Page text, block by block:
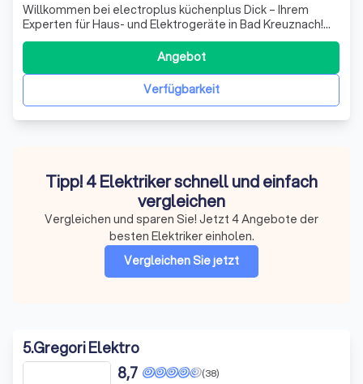
Willkommen bei electroplus küchenplus Dick – Ihrem
Experten für Haus- und Elektrogeräte in Bad Kreuznach!
Wir sind stolz darauf, Teil eines bundesweiten Netzwerks
von über 70 Fachhändlern zu sein, die sich leidenschaftlich
um die Bedürfnisse unserer Kunden kümmern. Bei uns
finden Sie eine umfangreicVerfügbarkeit
Angebot
Tipp! 4 Elektriker schnell und einfach
vergleichen
Vergleichen und sparen Sie! Jetzt 4 Angebote der
besten Elektriker einholen.
Vergleichen Sie jetzt
5.Gregori Elektro
(38)
8,7